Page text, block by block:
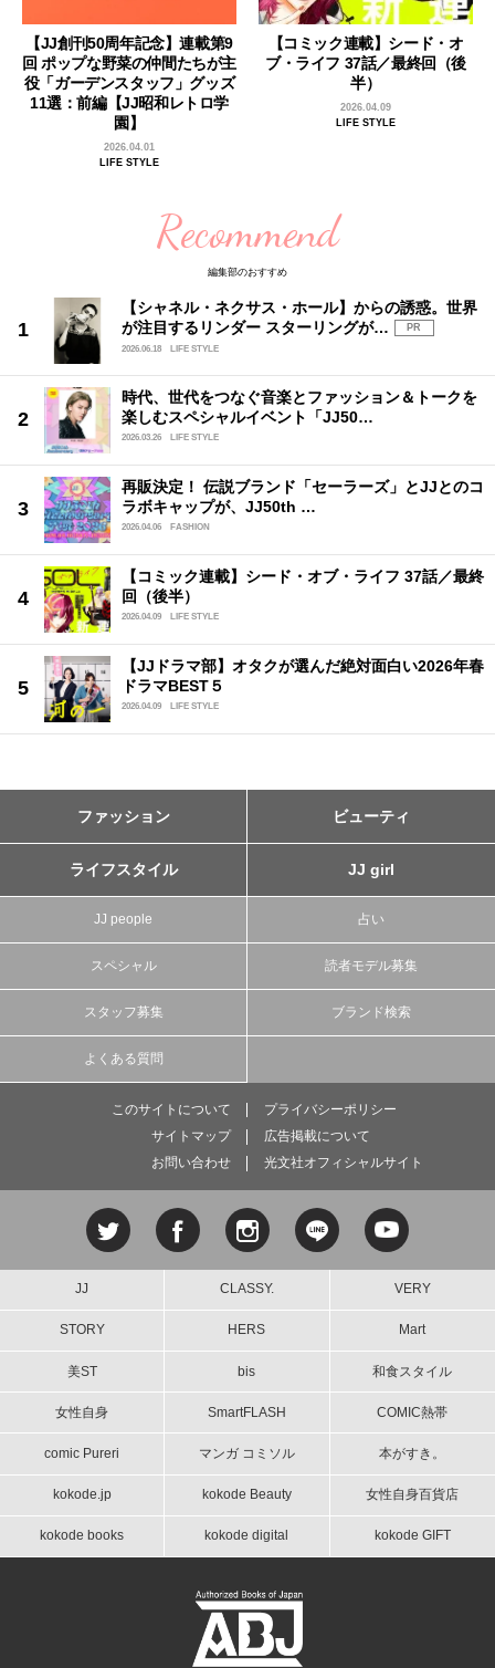
【JJ創刊50周年記念】連載第9
回 ポップな野菜の仲間たちが主
役「ガーデンスタッフ」グッズ
11選：前編【JJ昭和レトロ学
園】
2026.04.01
LIFE STYLE
【コミック連載】シード・オ
ブ・ライフ 37話／最終回（後
半）
2026.04.09
LIFE STYLE
Recommend
編集部のおすすめ
【シャネル・ネクサス・ホール】からの誘惑。世界
が注目するリンダー スターリングが…
PR
2026.06.18
LIFE STYLE
時代、世代をつなぐ音楽とファッション＆トークを
楽しむスペシャルイベント「JJ50…
2026.03.26 LIFE STYLE
再販決定！ 伝説ブランド「セーラーズ」とJJとのコ
ラボキャップが、JJ50th …
2026.04.06 FASHION
【コミック連載】シード・オブ・ライフ 37話／最終
回（後半）
2026.04.09 LIFE STYLE
【JJドラマ部】オタクが選んだ絶対面白い2026年春
ドラマBEST５
2026.04.09 LIFE STYLE
ファッション ビューティ
ライフスタイル JJ girl
JJ people 占い
スペシャル 読者モデル募集
スタッフ募集 ブランド検索
よくある質問
このサイトについて
プライバシーポリシー
サイトマップ
広告掲載について
お問い合わせ
光文社オフィシャルサイト
JJ CLASSY. VERY
STORY HERS Mart
美ST bis 和食スタイル
女性自身 SmartFLASH COMIC熱帯
comic Pureri マンガ コミソル 本がすき。
kokode.jp kokode Beauty 女性自身百貨店
kokode books kokode digital kokode GIFT